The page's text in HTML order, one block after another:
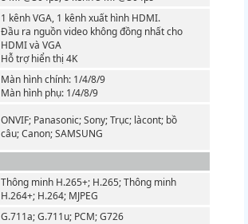
1 kênh VGA, 1 kênh xuất hình HDMI.
Đầu ra nguồn video không đồng nhất cho
HDMI và VGA
Hỗ trợ hiển thị 4K
Màn hình chính: 1/4/8/9
Màn hình phụ: 1/4/8/9
ONVIF; Panasonic;Sony;Trục; làcont; bồ
câu;Canon;SAMSUNG
Thông minh H.265+; H.265;Thông minh
H.264+; H.264; MJPEG
G.711a;G.711u; PCM;G726